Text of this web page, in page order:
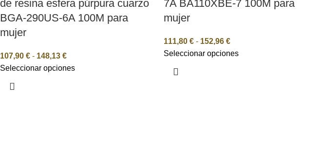
de resina esfera púrpura cuarzo
BGA-290US-6A 100M para
mujer
107,90 € - 148,13 €
Seleccionar opciones
7A BA110XBE-7 100M para
mujer
111,80 € - 152,96 €
Seleccionar opciones